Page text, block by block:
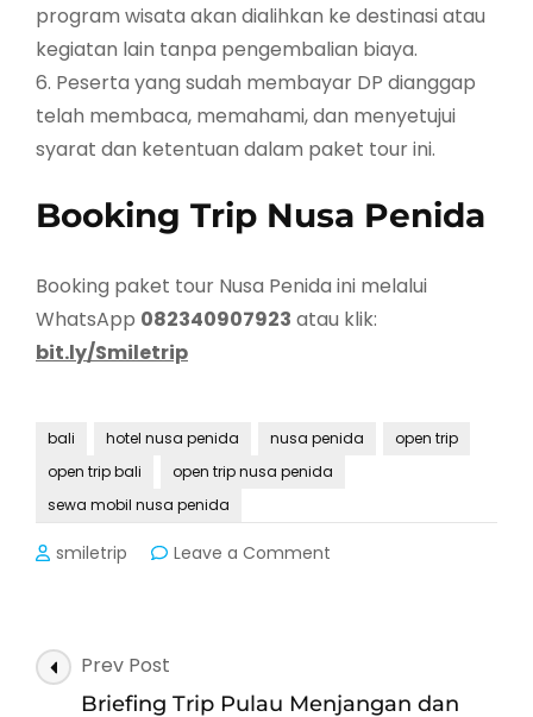
program wisata akan dialihkan ke destinasi atau
kegiatan lain tanpa pengembalian biaya.
6. Peserta yang sudah membayar DP dianggap
telah membaca, memahami, dan menyetujui
syarat dan ketentuan dalam paket tour ini.
Booking Trip Nusa Penida
Booking paket tour Nusa Penida ini melalui
WhatsApp 082340907923 atau klik:
bit.ly/Smiletrip
bali hotel nusa penida nusa penida
open trip
open trip bali
open trip nusa penida
sewa mobil nusa penida
smiletrip Leave a Comment
Trip
Post
Navigation
Prev Post
Briefing Trip Pulau Menjangan dan